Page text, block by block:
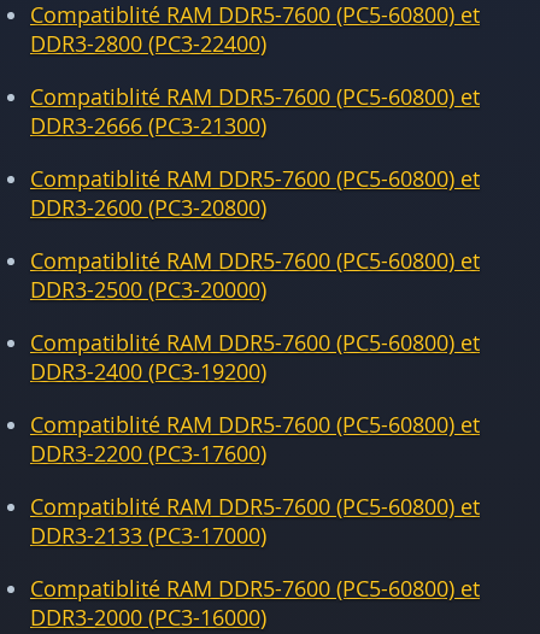
Compatiblité RAM DDR5-7600 (PC5-60800) et
DDR3-2800 (PC3-22400)
Compatiblité RAM DDR5-7600 (PC5-60800) et
DDR3-2666 (PC3-21300)
Compatiblité RAM DDR5-7600 (PC5-60800) et
DDR3-2600 (PC3-20800)
Compatiblité RAM DDR5-7600 (PC5-60800) et
DDR3-2500 (PC3-20000)
Compatiblité RAM DDR5-7600 (PC5-60800) et
DDR3-2400 (PC3-19200)
Compatiblité RAM DDR5-7600 (PC5-60800) et
DDR3-2200 (PC3-17600)
Compatiblité RAM DDR5-7600 (PC5-60800) et
DDR3-2133 (PC3-17000)
Compatiblité RAM DDR5-7600 (PC5-60800) et
DDR3-2000 (PC3-16000)